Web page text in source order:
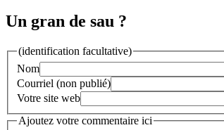
Un gran de sau ?
(identification facultative)
Nom
Courriel (non publié)
Votre site web
Ajoutez votre commentaire ici